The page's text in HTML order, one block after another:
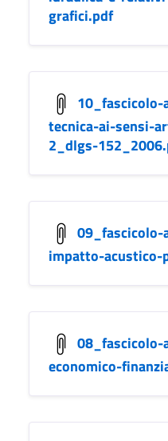
grafici.pdf
tecnica-ai-sensi-
2_dlgs-
impatto-acustico-
08_fascicolo-
economico-